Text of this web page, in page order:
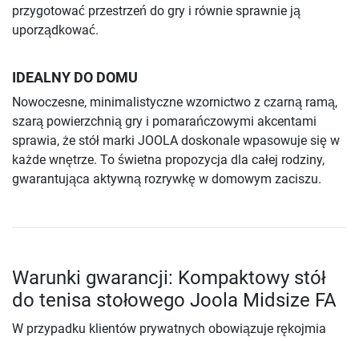
przygotować przestrzeń do gry i równie sprawnie ją
uporządkować.
IDEALNY DO DOMU
Nowoczesne, minimalistyczne wzornictwo z czarną ramą,
szarą powierzchnią gry i pomarańczowymi akcentami
sprawia, że stół marki JOOLA doskonale wpasowuje się w
każde wnętrze. To świetna propozycja dla całej rodziny,
gwarantująca aktywną rozrywkę w domowym zaciszu.
Warunki gwarancji: Kompaktowy stół
do tenisa stołowego Joola Midsize FA
W przypadku klientów prywatnych obowiązuje rękojmia